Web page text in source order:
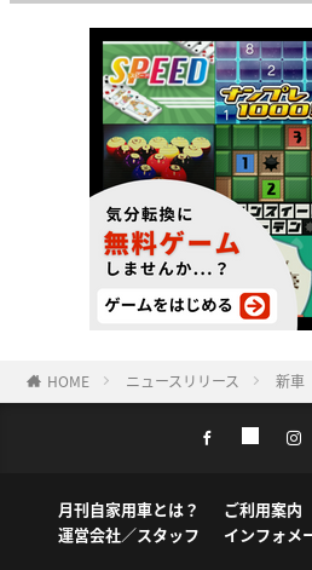
HOME ニュースリリース 新車
月刊自家用車とは？ ご利用案内
運営会社／スタッフ
インフォメ